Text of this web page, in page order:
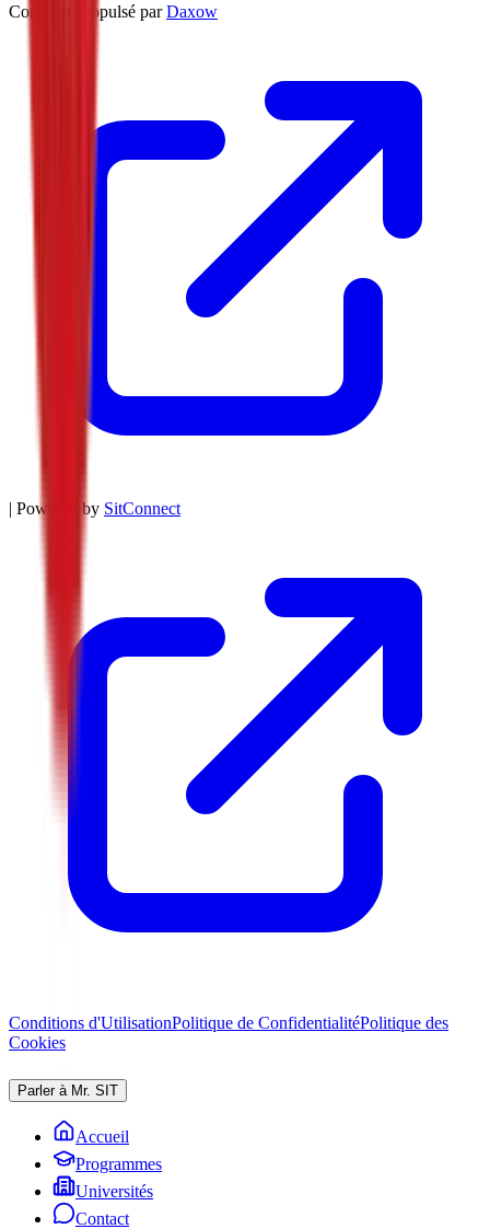
Conçu et Propulsé par Daxow
| Powered by SitConnect
Conditions d'UtilisationPolitique de ConfidentialitéPolitique des
Cookies
Parler à Mr. SIT
Accueil
Programmes
Universités
Contact